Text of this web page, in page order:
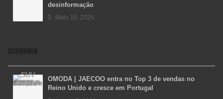
desinformação
Maio 15, 2026
ECONOMIA
OMODA | JAECOO entra no Top 3 de vendas no
Reino Unido e cresce em Portugal